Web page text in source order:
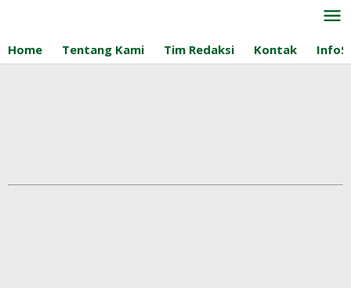
konten
Home Tentang Kami Tim Redaksi Kontak